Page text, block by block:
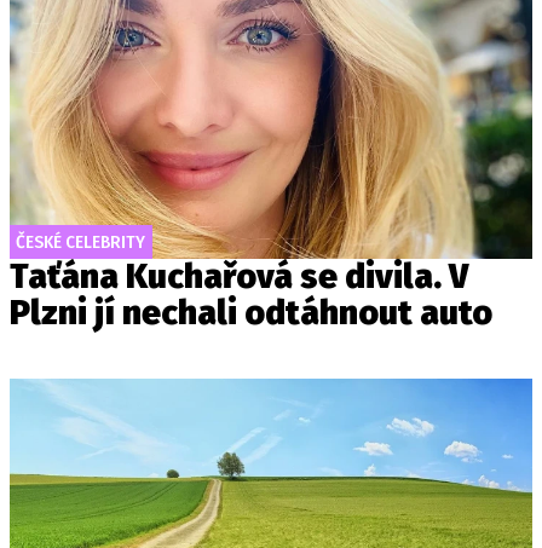
ČESKÉ CELEBRITY
Taťána Kuchařová se divila. V
Plzni jí nechali odtáhnout auto